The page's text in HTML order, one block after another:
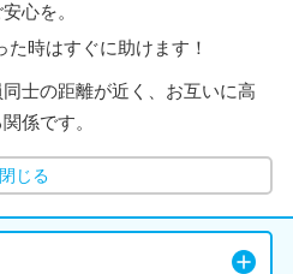
心を。
時はすぐに助けます！
士の距離が近く、お互いに高
係です。
閉じる